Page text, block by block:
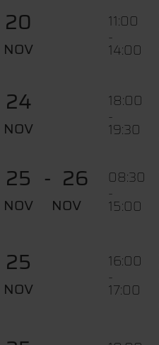
20
NOV
11:00
-
14:00
24
NOV
18:00
-
19:30
25
NOV
26
NOV
08:30
-
15:00
25
NOV
16:00
-
17:00